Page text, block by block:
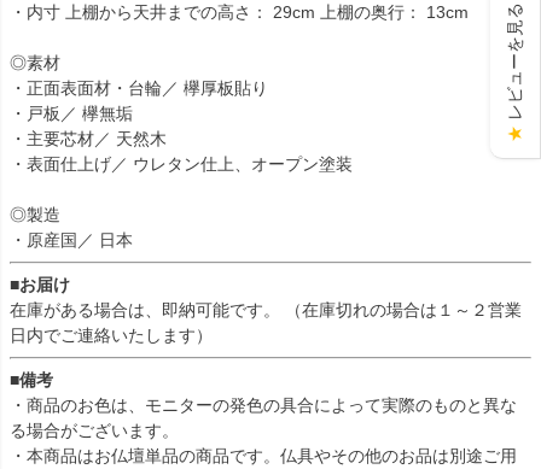
・内寸 上棚から天井までの高さ： 29cm 上棚の奥行： 13cm
◎素材
・正面表面材・台輪／ 欅厚板貼り
・戸板／ 欅無垢
・主要芯材／ 天然木
・表面仕上げ／ ウレタン仕上、オープン塗装
◎製造
・原産国／ 日本
■お届け
在庫がある場合は、即納可能です。 （在庫切れの場合は１～２営業
日内でご連絡いたします）
■備考
・商品のお色は、モニターの発色の具合によって実際のものと異な
る場合がございます。
・本商品はお仏壇単品の商品です。仏具やその他のお品は別途ご用
★
レビューを見る